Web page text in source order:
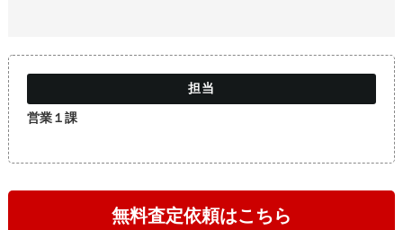
営業１課
無料査定依頼はこちら